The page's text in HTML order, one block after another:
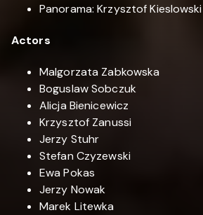
Panorama: Krzysztof Kieslowski
Actors
Malgorzata Zabkowska
Boguslaw Sobczuk
Alicja Bienicewicz
Krzysztof Zanussi
Jerzy Stuhr
Stefan Czyzewski
Ewa Pokas
Jerzy Nowak
Marek Litewka